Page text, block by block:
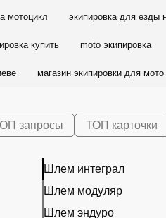
мотоцикл экипировка для езды
купить moto экипировка
магазин экипировки для мото
запросы ТОП карточки
Шлем интеграл
Шлем модуляр
Шлем эндуро